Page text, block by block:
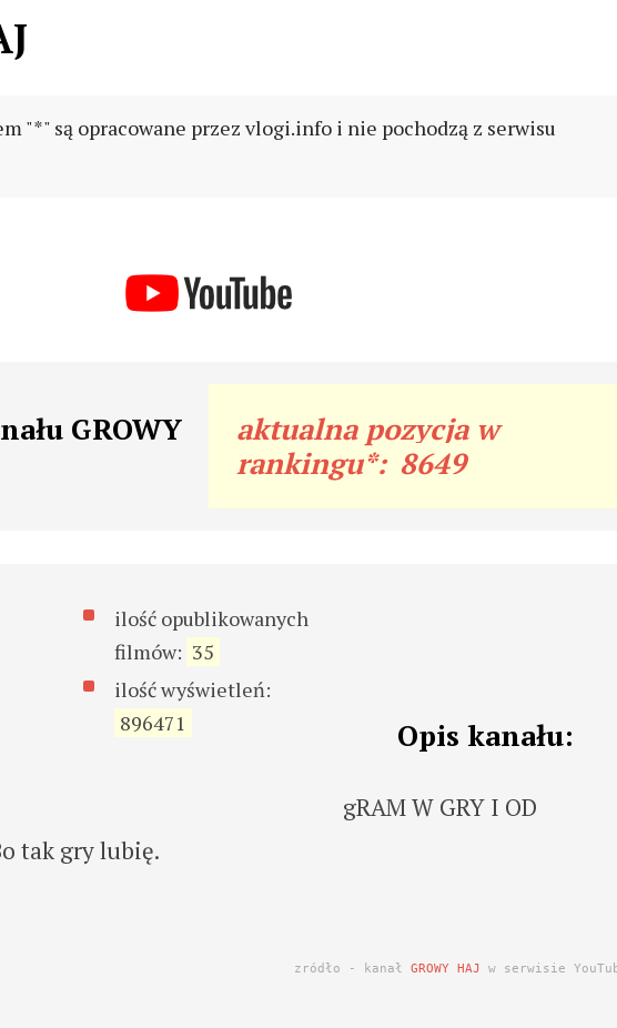
"*" są opracowane przez vlogi.info i nie pochodzą z serwisu
GROWY
aktualna pozycja w
rankingu*: 8649
ilość opublikowanych
filmów: 35
ilość wyświetleń:
896471
Opis kanału:
gRAM W GRY I OD
tak gry lubię.
zródło - kanałGROWY HAJ w serwisie